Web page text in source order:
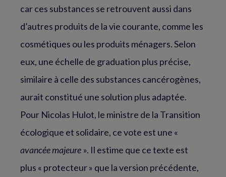
car ces substances se retrouvent aussi dans
d’autres produits de la vie courante, comme les
cosmétiques ou les produits ménagers. Selon
eux, une échelle de graduation plus précise,
similaire à celle des substances cancérogènes,
aurait constitué une solution plus adaptée.
Pour Nicolas Hulot, le ministre de la Transition
écologique et solidaire, ce vote est une «
avancée majeure ». Il estime que ce texte est
plus « protecteur » que la version précédente,